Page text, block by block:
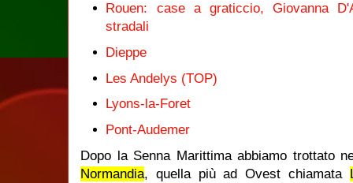
Rouen: case a graticcio, Giovanna
stradali
Dieppe
Les Andelys (TOP)
Lyons-la-Foret
Pont-Audemer
Dopo la Senna Marittima abbiamo trottato
Normandia, quella più ad Ovest chiamata